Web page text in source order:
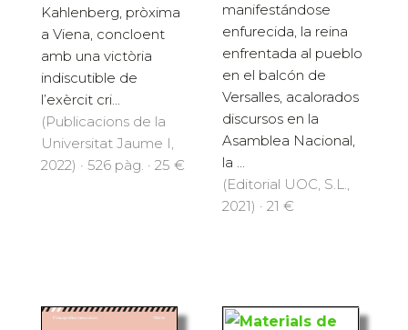
Kahlenberg, pròxima
a Viena, concloent
amb una victòria
indiscutible de
l’exèrcit cri...
(Publicacions de la
Universitat Jaume I,
2022) · 526 pàg. · 25 €
manifestándose
enfurecida, la reina
enfrentada al pueblo
en el balcón de
Versalles, acalorados
discursos en la
Asamblea Nacional,
la ...
(Editorial UOC, S.L.,
2021) · 21 €